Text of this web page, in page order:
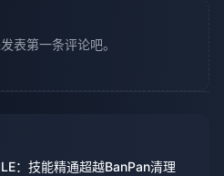
表第一条评论吧。
：技能精通超越BanPan清理